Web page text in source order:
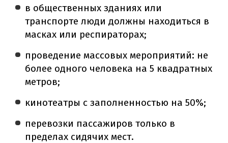
в общественных зданиях или
транспорте люди должны находиться в
масках или респираторах;
проведение массовых мероприятий: не
более одного человека на 5 квадратных
метров;
кинотеатры с заполненностью на 50%;
перевозки пассажиров только в
пределах сидячих мест.